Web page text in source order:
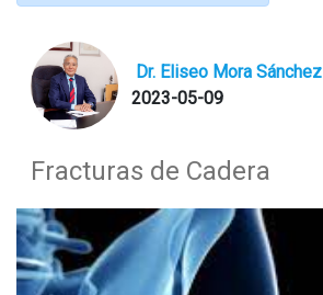
Dr. Eliseo Mora Sánchez
2023-05-09
Fracturas de Cadera